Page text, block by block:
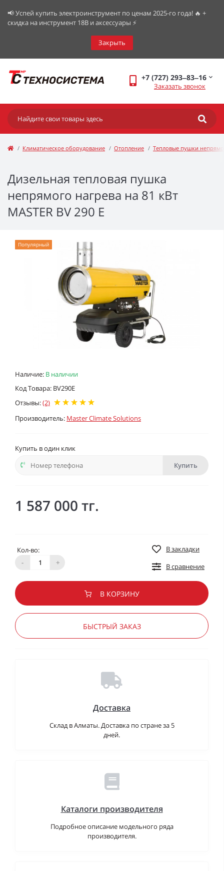
📢 Успей купить электроинструмент по ценам 2025-го года! 🔥 +
скидка на инструмент 18В и аксессуары ⚡️
Закрыть
+7 (727) 293‒83‒16
Заказать звонок
Климатическое оборудование Отопление Тепловые пушки
Дизельная тепловая пушка
непрямого нагрева на 81 кВт
MASTER BV 290 E
Наличие: В наличии
Код Товара: BV290E
Отзывы:(2)
Производитель: Master Climate Solutions
Популярный
Купить в один клик
Купить
1 587 000 тг.
Кол-во:
-
+
В закладки
В сравнение
В КОРЗИНУ
БЫСТРЫЙ ЗАКАЗ
Доставка
Склад в Алматы. Доставка по стране за 5
дней.
Каталоги производителя
Подробное описание модельного ряда
производителя.